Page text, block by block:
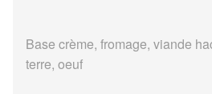
Base crème, fromage, viande
terre, oeuf